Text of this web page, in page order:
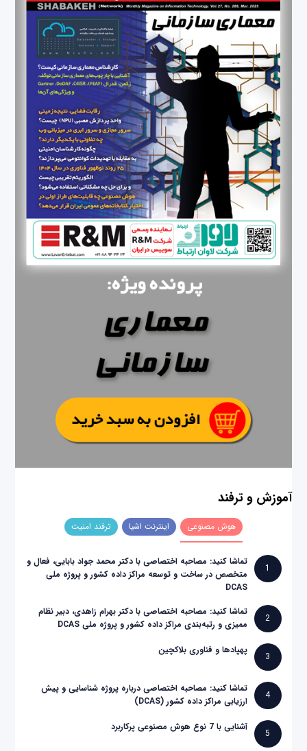
آموزش و ترفند
هوش مصنوعی اینترنت اشیا ترفند امنیت
1
تماشا کنید: مصاحبه اختصاصی با دکتر محمد جواد بابایی، فعال و
متخصص در ساخت و توسعه مراکز داده کشور و پروژه ملی
DCAS
2
تماشا کنید: مصاحبه اختصاصی با دکتر بهرام زاهدی، دبیر نظام
ممیزی و رتبه‌بندی مراکز داده کشور و پروژه ملی DCAS
3
پهپادها و فناوری بلاکچین
4
تماشا کنید: مصاحبه اختصاصی درباره پروژه شناسایی و پیش
ارزیابی مراکز داده کشور (DCAS)
5
آشنایی با 7 نوع هوش مصنوعی پرکاربرد